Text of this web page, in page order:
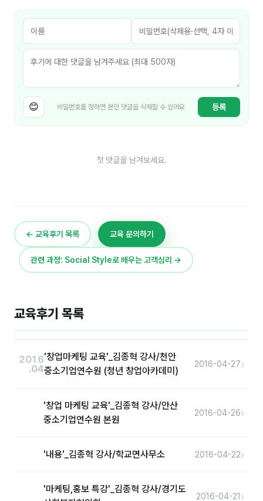
김휘
노준영
민광동
이미루
이인우
전승빈
😊 비밀번호를 정하면 본인 댓글을 삭제할 수 있어요 등록
첫 댓글을 남겨보세요.
← 교육후기 목록 교육 문의하기
관련 과정: Social Style로 배우는 고객심리 →
교육후기 목록
2016
.04
'창업마케팅 교육'_김종혁 강사/천안
중소기업연수원 (청년 창업아카데미)
2016-04-27›
'창업 마케팅 교육'_김종혁 강사/안산
중소기업연수원 본원
2016-04-26›
'내용'_김종혁 강사/학교면사무소 2016-04-22›
'마케팅,홍보 특강'_김종혁 강사/경기도
2016-04-21 ›